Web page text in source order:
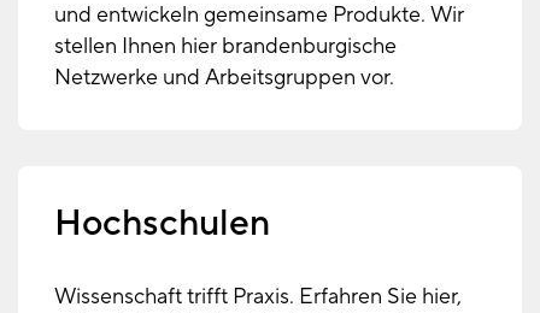
und entwickeln gemeinsame Produkte. Wir
stellen Ihnen hier brandenburgische
Netzwerke und Arbeitsgruppen vor.
Hochschulen
Wissenschaft trifft Praxis. Erfahren Sie hier,